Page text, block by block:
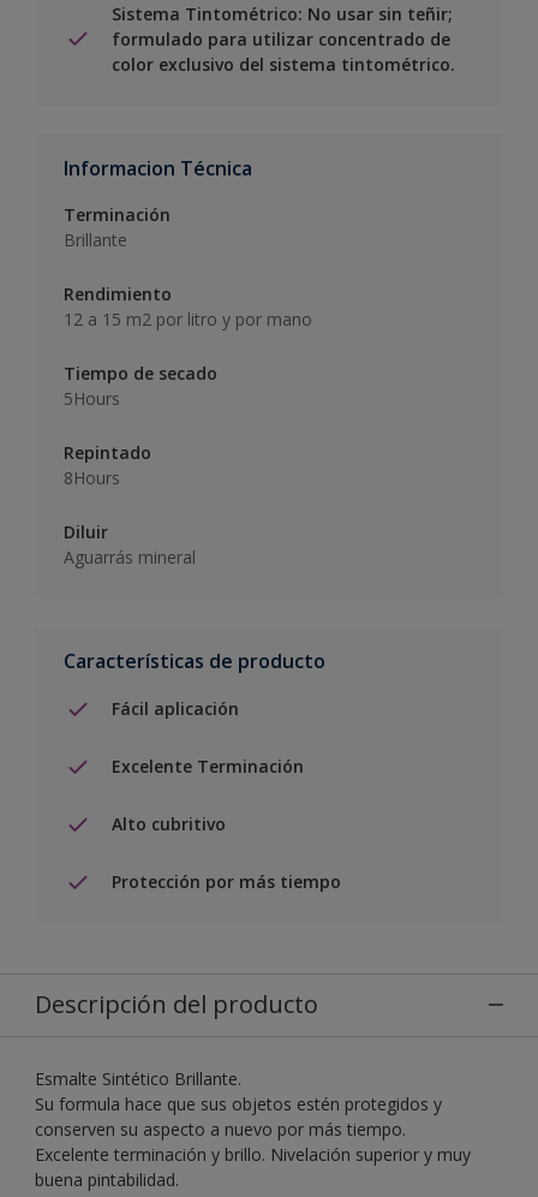
Sistema Tintométrico: No usar sin teñir;
formulado para utilizar concentrado de
color exclusivo del sistema tintométrico.
Informacion Técnica
Terminación
Brillante
Rendimiento
12 a 15 m2 por litro y por mano
Tiempo de secado
5Hours
Repintado
8Hours
Diluir
Aguarrás mineral
Características de producto
Fácil aplicación
Excelente Terminación
Alto cubritivo
Protección por más tiempo
Descripción del producto
Esmalte Sintético Brillante.
Su formula hace que sus objetos estén protegidos y
conserven su aspecto a nuevo por más tiempo.
Excelente terminación y brillo. Nivelación superior y muy
buena pintabilidad.